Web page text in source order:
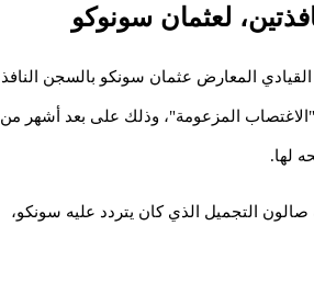
لعثمان سونوكو
المعارض عثمان سونكو بالسجن النافذ
المزعومة"، وذلك على بعد أشهر من
لها.
التجميل الذي كان يتردد عليه سونكو،